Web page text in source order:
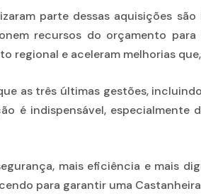
parte dessas aquisições
recursos do orçamento
regional e aceleram melhorias
as três últimas gestões,
é indispensável,
mais eficiência e mais
para garantir uma